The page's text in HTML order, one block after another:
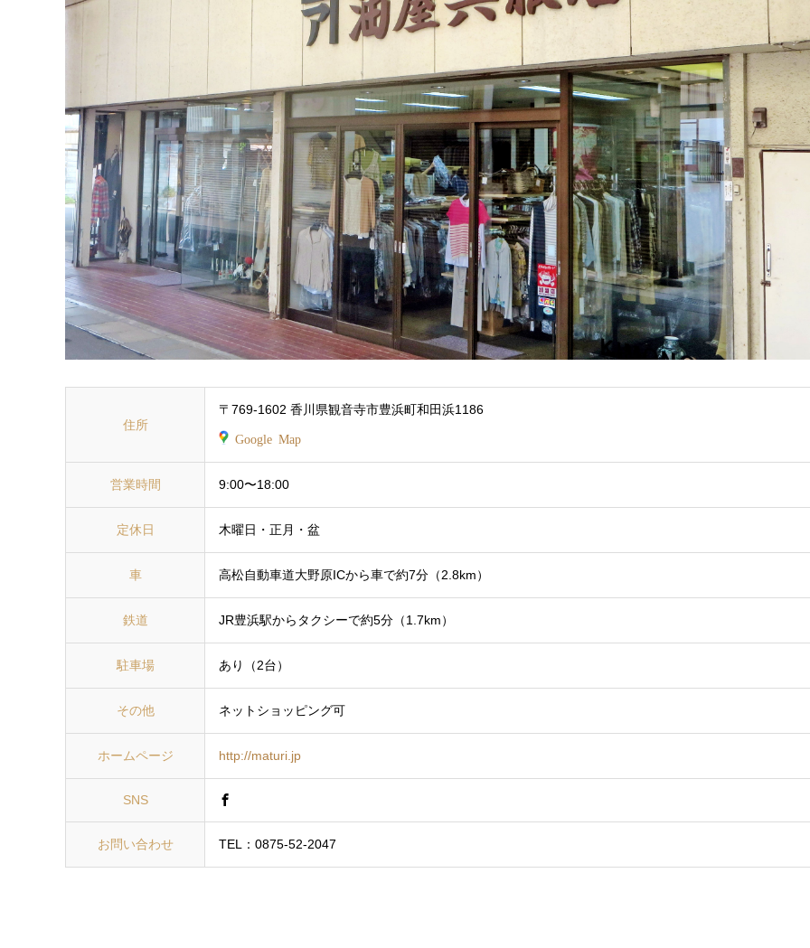
住所
〒769-1602 香川県観音寺市豊浜町和田浜1186
Google Map
営業時間 9:00〜18:00
定休日 木曜日・正月・盆
車 高松自動車道大野原ICから車で約7分（2.8km）
鉄道 JR豊浜駅からタクシーで約5分（1.7km）
駐車場 あり（2台）
その他 ネットショッピング可
ホームページ http://maturi.jp
SNS
お問い合わせ TEL：0875-52-2047